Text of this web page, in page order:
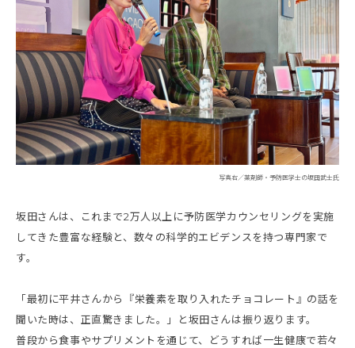
写真右／薬剤師・予防医学士の坂田武士氏
坂田さんは、これまで2万人以上に予防医学カウンセリングを実施
してきた豊富な経験と、数々の科学的エビデンスを持つ専門家で
す。
「最初に平井さんから『栄養素を取り入れたチョコレート』の話を
聞いた時は、正直驚きました。」と坂田さんは振り返ります。
普段から食事やサプリメントを通じて、どうすれば一生健康で若々